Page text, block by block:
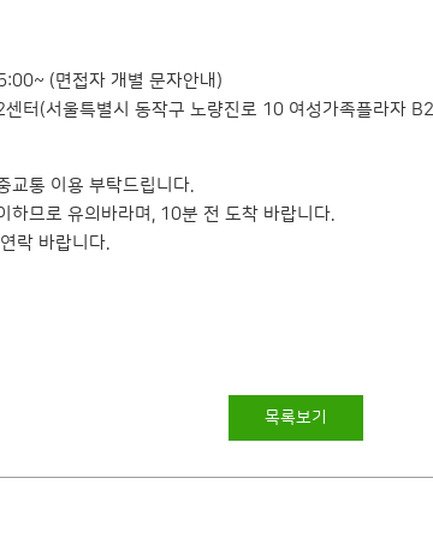
(면접자 개별 문자안내)
터(서울특별시 동작구 노량진로 10 여성가족플라자
교통 이용 부탁드립니다.
하므로 유의바라며, 10분 전 도착 바랍니다.
락 바랍니다.
목록보기